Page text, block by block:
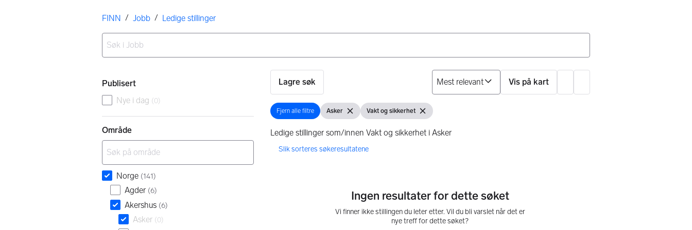
Her er du
FINN / Jobb / Ledige stillinger
Filtre
Publisert
Nye i dag (0)
Område
Norge (141)
Agder (6)
Akershus (6)
Asker (0)
Lagre søk
Sorter på
Vis på kart
Fjern alle filtre
Fjern alle filtre Vis filter
Asker Fjern filterVis filter
Vakt og sikkerhet Fjern filter
Ledige stillinger som/innen Vakt og sikkerhet i Asker
Ingen resultater for dette søket
Vi finner ikke stillingen du leter etter. Vil du bli varslet når det er
nye treff for dette søket?